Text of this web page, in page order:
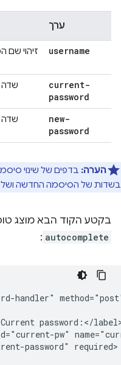
ערך
username
זיהוי
current-
password
new-
password
הערה: בדפים של שינוי
בשדות של הסיסמה החדשה ושל
בקטע הקוד הבא מוצג
autocomplete
:
handler"
password:</
pw"
password" required>